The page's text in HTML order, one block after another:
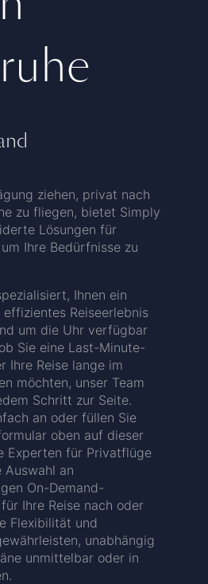
ziehen, privat nach
zu fliegen, bietet Simply
Lösungen für
Ihre Bedürfnisse zu
Ihnen ein
Reiseerlebnis
um die Uhr verfügbar
Sie eine Last-Minute-
Ihre Reise lange im
möchten, unser Team
Schritt zur Seite.
an oder füllen Sie
oben auf dieser
Experten für Privatflüge
Auswahl an
On-Demand-
Ihre Reise nach oder
Flexibilität und
unabhängig
unmittelbar oder in